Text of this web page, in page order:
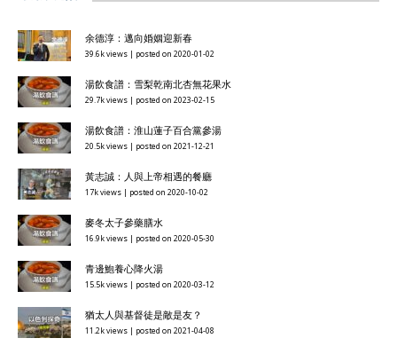
余德淳：邁向婚姻迎新春
39.6k views | posted on 2020-01-02
湯飲食譜：雪梨乾南北杏無花果水
29.7k views | posted on 2023-02-15
湯飲食譜：淮山蓮子百合黨參湯
20.5k views | posted on 2021-12-21
黃志誠：人與上帝相遇的餐廳
17k views | posted on 2020-10-02
麥冬太子參藥膳水
16.9k views | posted on 2020-05-30
青邊鮑養心降火湯
15.5k views | posted on 2020-03-12
猶太人與基督徒是敵是友？
11.2k views | posted on 2021-04-08